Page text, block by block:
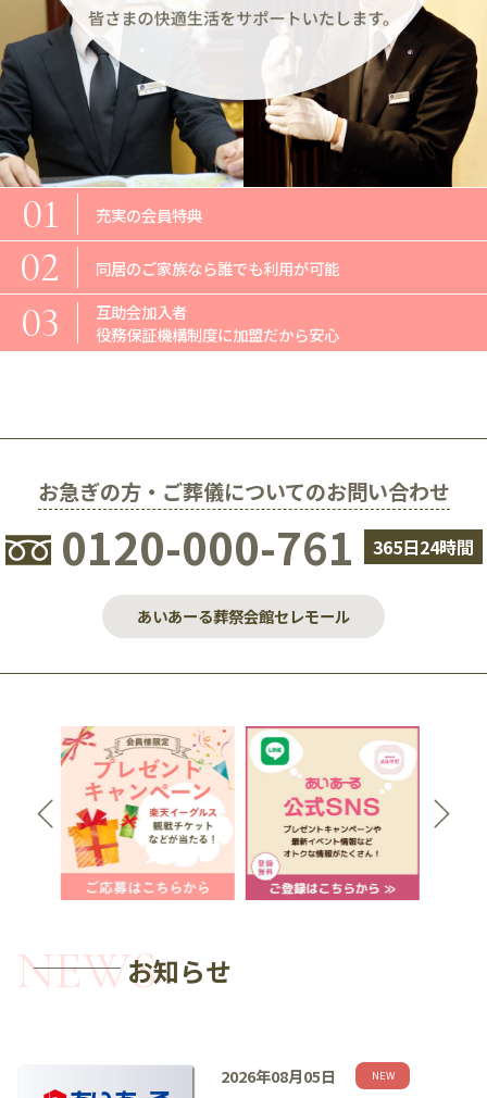
01 充実の会員特典
02 同居のご家族なら誰でも利用が可能
03
互助会加入者
役務保証機構制度に加盟だから安心
お急ぎの⽅・ご葬儀についてのお問い合わせ
0120-000-761 365⽇24時間
あいあーる葬祭会館セレモール
お知らせ
2026年08月05日 NEW